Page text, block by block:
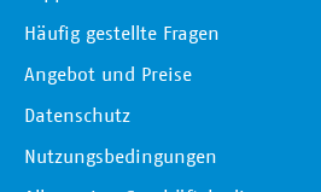
Häufig gestellte Fragen
Angebot und Preise
Datenschutz
Nutzungsbedingungen